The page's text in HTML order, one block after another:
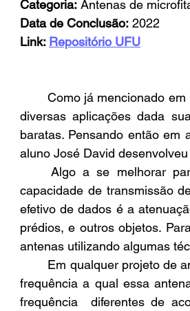
Categoria: Antenas de
Data de Conclusão: 2022
Link: Repositório UFU
	Como já mencionado em posts anteriores, antenas de microfita são muito utilizadas em
diversas aplicações dada
baratas. Pensando então em
aluno José David
Algo a se melhorar
capacidade de transmissão
efetivo de dados é a
prédios, e outros objetos.
antenas utilizando algumas
frequência a qual essa
frequência  diferentes de